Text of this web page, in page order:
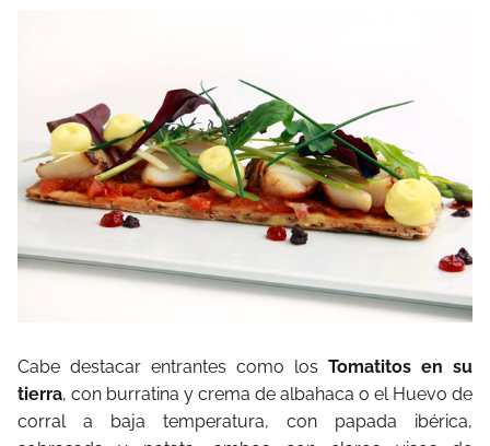
Cabe destacar entrantes como los Tomatitos en su
tierra, con burratina y crema de albahaca o el Huevo de
corral a baja temperatura, con papada ibérica,